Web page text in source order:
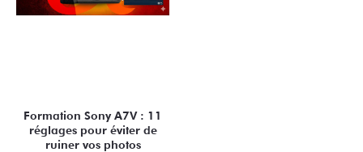
Formation Sony A7V : 11
réglages pour éviter de
ruiner vos photos